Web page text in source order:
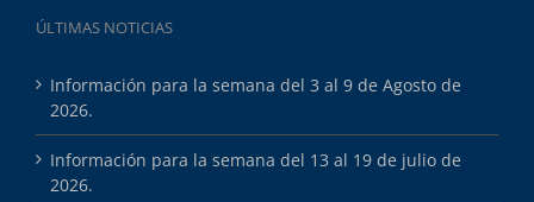
ÚLTIMAS NOTICIAS
Información para la semana del 3 al 9 de Agosto de
2026.
Información para la semana del 13 al 19 de julio de
2026.